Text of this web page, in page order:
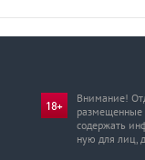
Внимание!
размещенные
содержать
ную для лиц,